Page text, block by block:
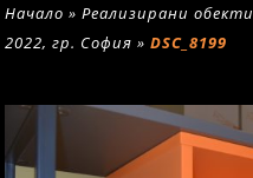
Начало »Реализирани обекти
2022, гр. София »DSC_8199